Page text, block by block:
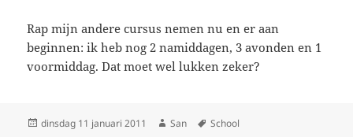
Rap mijn andere cursus nemen nu en er aan
beginnen: ik heb nog 2 namiddagen, 3 avonden en 1
voormiddag. Dat moet wel lukken zeker?
Geplaatst
dinsdag 11 januari 2011 Auteur
San Tags
School